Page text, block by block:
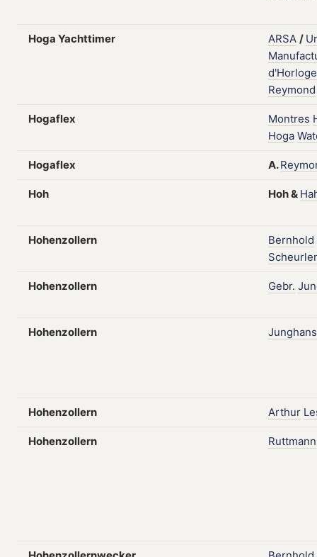
Hoga Yachttimer ARSA /
Reymond
Hogaflex Montres
Hoga
Hogaflex A.
Hoh Hoh&
Hohenzollern
Bernhold
Hohenzollern Gebr.
Hohenzollern
Hohenzollern Arthur
Hohenzollern Ruttmann